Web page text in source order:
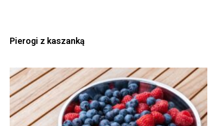
Pierogi z kaszanką